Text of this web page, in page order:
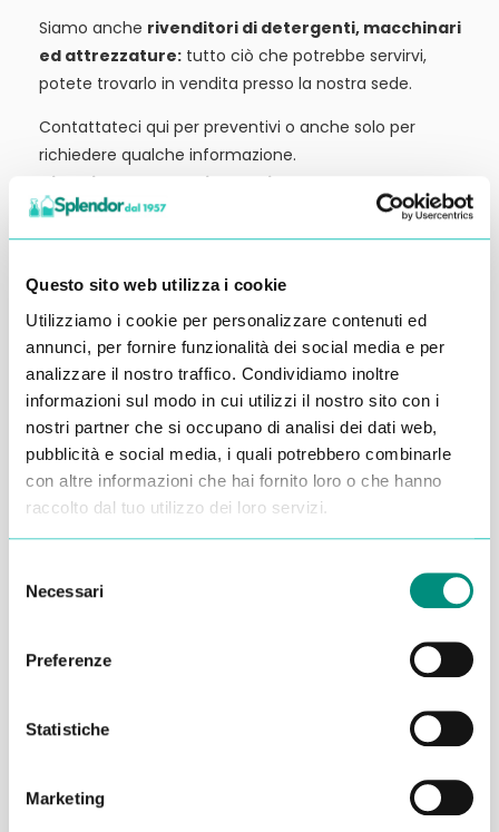
Questo sito web utilizza i cookie
Utilizziamo i cookie per personalizzare contenuti ed
annunci, per fornire funzionalità dei social media e per
analizzare il nostro traffico. Condividiamo inoltre
informazioni sul modo in cui utilizzi il nostro sito con i
nostri partner che si occupano di analisi dei dati web,
pubblicità e social media, i quali potrebbero combinarle
con altre informazioni che hai fornito loro o che hanno
raccolto dal tuo utilizzo dei loro servizi.
delNecessari
Preferenze
Statistiche
Marketing
Siamo anche rivenditori di detergenti, macchinari
ed attrezzature: tutto ciò che potrebbe servirvi,
potete trovarlo in vendita presso la nostra sede.
Contattateci qui per preventivi o anche solo per
richiedere qualche informazione.
Ci vediamo al prossimo articolo.
Inserisci i tuoi dati qui, ti ricontatteremo
entro 48 ore